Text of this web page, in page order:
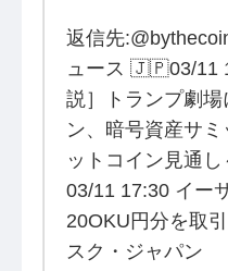
返信先
ュース 🇯🇵03/11
説］トランプ劇
ン、暗号資産サ
ットコイン見通
03/11 17:30 イー
20OKU円分を取
スク・ジャパン